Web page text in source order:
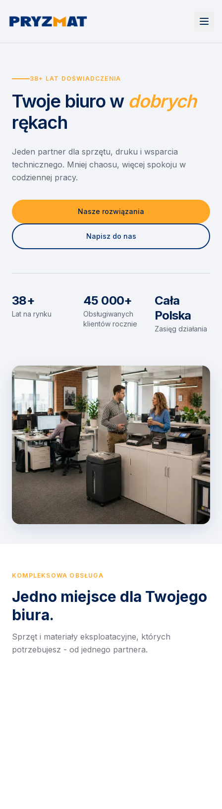
Urządzenia
Drukarki i urządzenia wielofunkcyjne
Etykiety i identyfikacja
Skanery i obieg dokumentów
Monitory interaktywne
Niszczarki dokumentów
Wynajem drukarek
Wynajem urządzeń biurowych
Asystent druku
EZD RP
Misja szkoła
Serwis
O nas
Kontakt
38+ LAT DOŚWIADCZENIA
Twoje biuro w dobrych
rękach
Jeden partner dla sprzętu, druku i wsparcia
technicznego. Mniej chaosu, więcej spokoju w
codziennej pracy.
Nasze rozwiązania
Napisz do nas
38+
Lat na rynku
45 000+
Obsługiwanych
klientów rocznie
Cała
Polska
Zasięg działania
KOMPLEKSOWA OBSŁUGA
Jedno miejsce dla Twojego
biura.
Sprzęt i materiały eksploatacyjne, których
potrzebujesz - od jednego partnera.